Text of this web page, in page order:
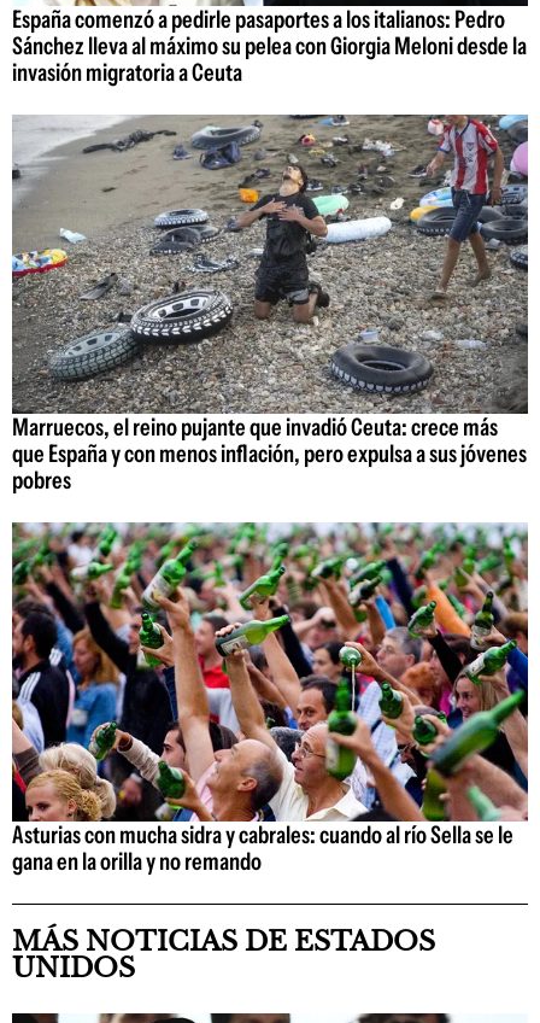
España comenzó a pedirle pasaportes a los italianos: Pedro
Sánchez lleva al máximo su pelea con Giorgia Meloni desde la
invasión migratoria a Ceuta
Marruecos, el reino pujante que invadió Ceuta: crece más
que España y con menos inflación, pero expulsa a sus jóvenes
pobres
Asturias con mucha sidra y cabrales: cuando al río Sella se le
gana en la orilla y no remando
MÁS NOTICIAS DE ESTADOS
UNIDOS